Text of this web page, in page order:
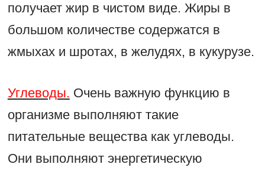
получает жир в чистом виде. Жиры в
большом количестве содержатся в
жмыхах и шротах, в желудях, в кукурузе.
Углеводы. Очень важную функцию в
организме выполняют такие
питательные вещества как углеводы.
Они выполняют энергетическую